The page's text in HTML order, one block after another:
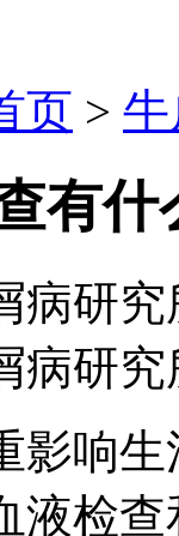
页 >
有什
研究
病研究
影响
液检